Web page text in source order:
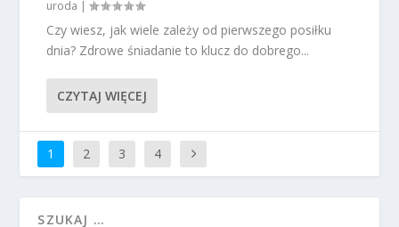
uroda |
Czy wiesz, jak wiele zależy od pierwszego posiłku
dnia? Zdrowe śniadanie to klucz do dobrego...
CZYTAJ WIĘCEJ
1 2 3 4